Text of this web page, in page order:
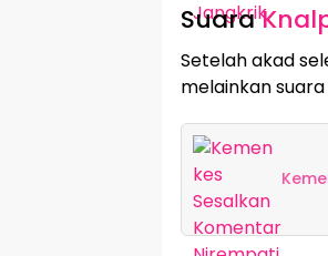
Suara
Setelah akad
melainkan